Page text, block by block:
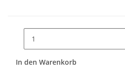
In den Warenkorb